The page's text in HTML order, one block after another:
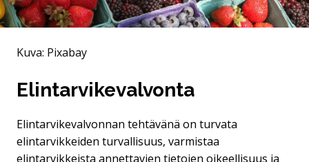
Kuva: Pixabay
Elintarvikevalvonta
Elintarvikevalvonnan tehtävänä on turvata
elintarvikkeiden turvallisuus, varmistaa
elintarvikkeista annettavien tietojen oikeellisuus ja